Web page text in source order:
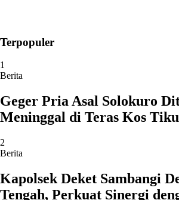
Terpopuler
1
Berita
Geger Pria Asal Solokuro
Meninggal di Teras Kos
2
Berita
Kapolsek Deket Sambangi
Tengah, Perkuat Sinergi